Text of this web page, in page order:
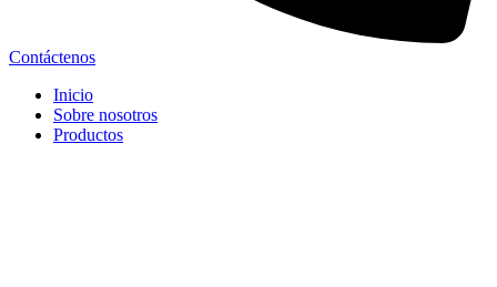
Contáctenos
Inicio
Sobre nosotros
Productos